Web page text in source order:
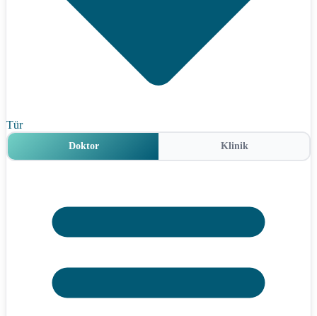
Tür
Doktor Klinik